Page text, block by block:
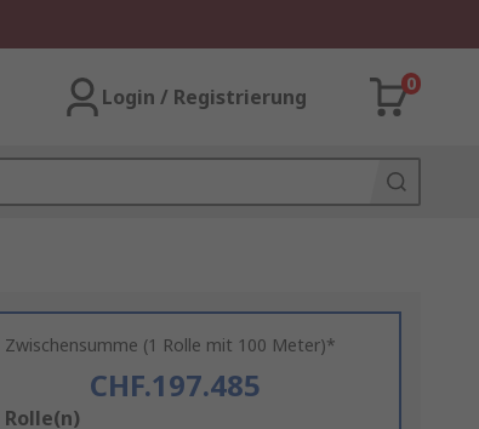
Login / Registrierung
0
Zwischensumme (1 Rolle mit 100 Meter)*
CHF.197.485
Add
Rolle(n)